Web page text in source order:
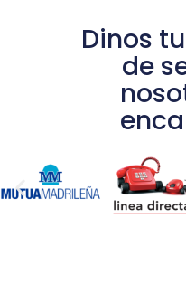
Dinos
de